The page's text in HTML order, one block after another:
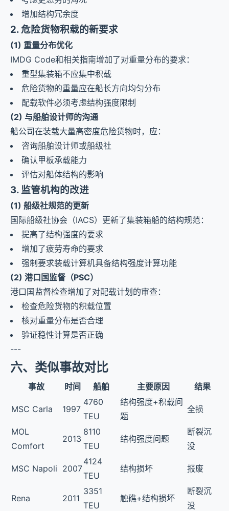
增加结构冗余度
2. 危险货物积载的新要求
(1) 重量分布优化
IMDG Code和相关指南增加了对重量分布的要求：
重型集装箱不应集中积载
危险货物的重量应在船长方向均匀分布
配载软件必须考虑结构强度限制
(2) 与船舶设计师的沟通
船公司在装载大量高密度危险货物时，应：
咨询船舶设计师或船级社
确认甲板承载能力
评估对船体结构的影响
3. 监管机构的改进
(1) 船级社规范的更新
国际船级社协会（IACS）更新了集装箱船的结构规范：
提高了结构强度的要求
增加了疲劳寿命的要求
强制要求装载计算机具备结构强度计算功能
(2) 港口国监督（PSC）
港口国监督检查增加了对配载计划的审查：
检查危险货物的积载位置
核对重量分布是否合理
验证稳性计算是否正确
---
六、类似事故对比
事故 时间 船舶 主要原因 结果
MSC Carla 1997
4760
TEU
结构强度+积载问
题
全损
MOL
Comfort
2013
8110
TEU
结构强度问题
断裂沉
没
MSC Napoli 2007
4124
TEU
结构损坏 报废
Rena 2011
3351
TEU
触礁+结构损坏
断裂沉
没